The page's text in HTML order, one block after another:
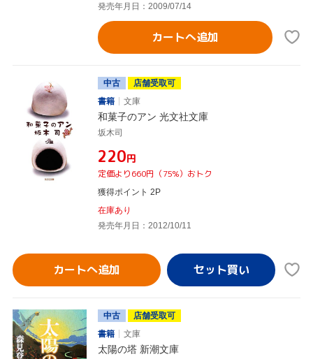
発売年月日：2009/07/14
カートへ追加
中古
店舗受取可
書籍
文庫
和菓子のアン 光文社文庫
坂木司
¥220円
定価より660円（75%）おトク
獲得ポイント 2P
在庫あり
発売年月日：2012/10/11
カートへ追加
中古
店舗受取可
書籍
文庫
太陽の塔 新潮文庫